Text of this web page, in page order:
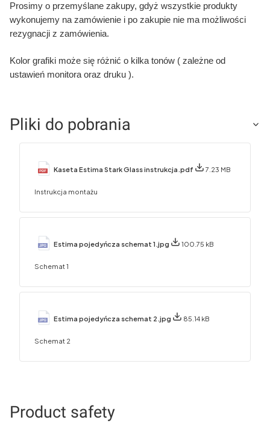
Prosimy o przemyślane zakupy, gdyż wszystkie produkty
wykonujemy na zamówienie i po zakupie nie ma możliwości
rezygnacji z zamówienia.
Kolor grafiki może się różnić o kilka tonów ( zależne od
ustawień monitora oraz druku ).
Pliki do pobrania
Kaseta Estima Stark Glass instrukcja.pdf 7.23 MB
Instrukcja montażu
Estima pojedyńcza schemat 1.jpg 100.75 kB
Schemat 1
Estima pojedyńcza schemat 2.jpg 85.14 kB
Schemat 2
Product safety